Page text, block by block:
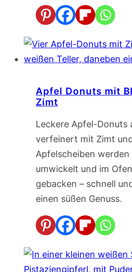
Apfel Donuts mit
Zimt
Leckere Apfel-Donuts
verfeinert mit Zimt
Apfelscheiben
umwickelt und im
gebacken – schnell
einen süßen Genuss.